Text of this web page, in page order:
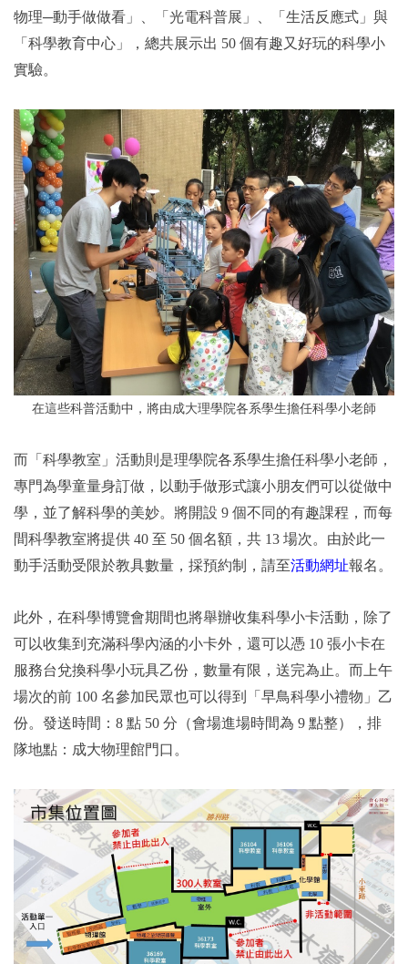
物理─動手做做看」、「光電科普展」、「生活反應式」與
「科學教育中心」，總共展示出 50 個有趣又好玩的科學小
實驗。
在這些科普活動中，將由成大理學院各系學生擔任科學小老師
而「科學教室」活動則是理學院各系學生擔任科學小老師，
專門為學童量身訂做，以動手做形式讓小朋友們可以從做中
學，並了解科學的美妙。將開設 9 個不同的有趣課程，而每
間科學教室將提供 40 至 50 個名額，共 13 場次。由於此一
動手活動受限於教具數量，採預約制，請至活動網址報名。
此外，在科學博覽會期間也將舉辦收集科學小卡活動，除了
可以收集到充滿科學內涵的小卡外，還可以憑 10 張小卡在
服務台兌換科學小玩具乙份，數量有限，送完為止。而上午
場次的前 100 名參加民眾也可以得到「早鳥科學小禮物」乙
份。發送時間：8 點 50 分（會場進場時間為 9 點整），排
隊地點：成大物理館門口。